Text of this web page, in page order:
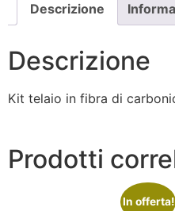
Descrizione
Descrizione
Kit telaio in fibra di
Prodotti
In offerta!